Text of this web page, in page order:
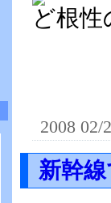
ど根
2008 02/
新幹